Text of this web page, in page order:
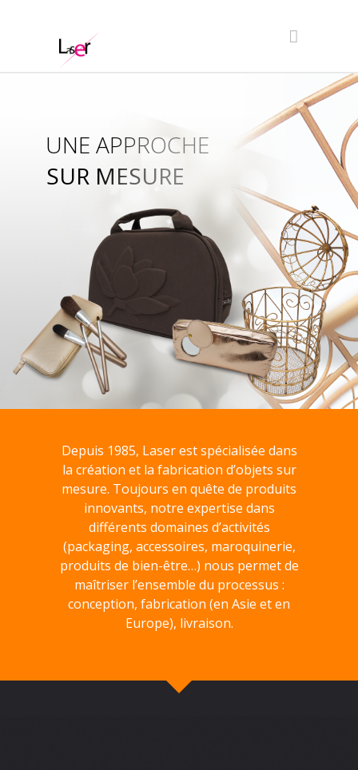
SUR MESURE
UNE APPROCHE
Depuis 1985, Laser est spécialisée dans
la création et la fabrication d’objets sur
mesure. Toujours en quête de produits
innovants, notre expertise dans
différents domaines d’activités
(packaging, accessoires, maroquinerie,
produits de bien-être…) nous permet de
maîtriser l’ensemble du processus :
conception, fabrication (en Asie et en
Europe), livraison.